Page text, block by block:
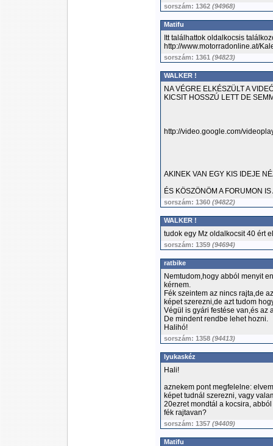
sorszám: 1362 (94968)
Matifu
Itt találhattok oldalkocsis
http://www.motorradonline.at/
sorszám: 1361 (94823)
WALKER !
NA VÉGRE ELKÉSZÜLT A
KICSIT HOSSZÚ LETT DE
http://video.google.com/
AKINEK VAN EGY KIS IDEJE
ÉS KÖSZÖNÖM A FORUMON
sorszám: 1360 (94822)
WALKER !
tudok egy Mz oldalkocsit 40 ért
sorszám: 1359 (94694)
ratbike
Nemtudom,hogy abból menyit
kérnem.
Fék szeintem az nincs rajta,de
képet szerezni,de azt tudom
Végül is gyári festése van,és az
De mindent rendbe lehet hozni.
Halihó!
sorszám: 1358 (94413)
lyukaskéz
Hali!
aznekem pont megfelelne:
képet tudnál szerezni, vagy
20ezret mondtál a kocsira,
fék rajtavan?
sorszám: 1357 (94409)
Matifu